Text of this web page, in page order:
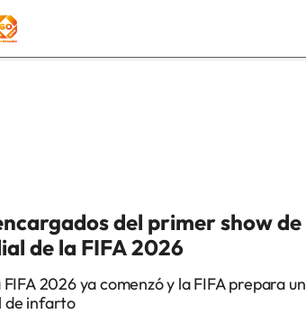
del primer show de
de la FIFA 2026
2026 ya comenzó y la FIFA prepara un
de infarto